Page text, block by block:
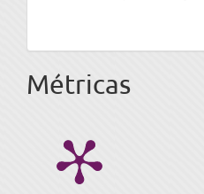
Métricas